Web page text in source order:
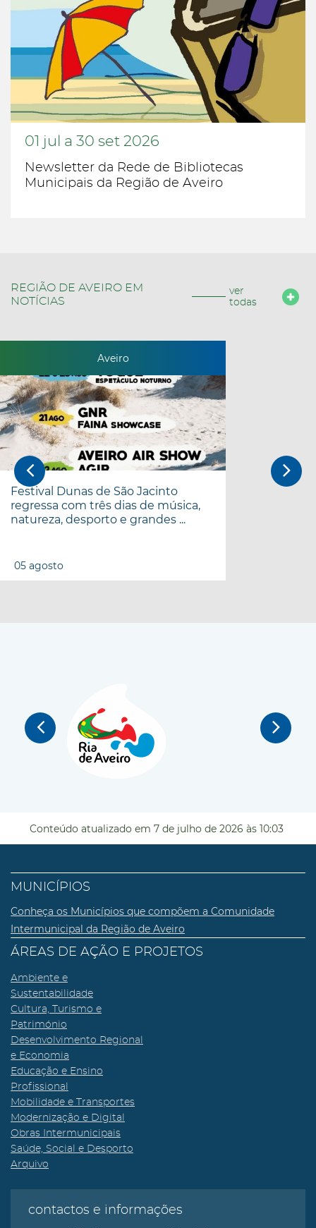
01 jul a 30 set 2026
Newsletter da Rede de Bibliotecas
Municipais da Região de Aveiro
REGIÃO DE AVEIRO EM
NOTÍCIAS
ver
todas
Aveiro
Festival Dunas de São Jacinto
regressa com três dias de música,
natureza, desporto e grandes ...
05 agosto
Conteúdo atualizado em 7 de julho de 2026 às 10:03
MUNICÍPIOS
Conheça os Municípios que compõem a Comunidade
Intermunicipal da Região de Aveiro
ÁREAS DE AÇÃO E PROJETOS
Ambiente e
Sustentabilidade
Cultura, Turismo e
Património
Desenvolvimento Regional
e Economia
Educação e Ensino
Profissional
Mobilidade e Transportes
Modernização e Digital
Obras Intermunicipais
Saúde, Social e Desporto
Arquivo
contactos e informações